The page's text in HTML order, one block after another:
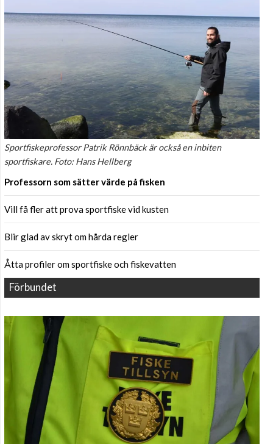
Sportfiskeprofessor Patrik Rönnbäck är också en inbiten
sportfiskare. Foto: Hans Hellberg
Professorn som sätter värde på fisken
Vill få fler att prova sportfiske vid kusten
Blir glad av skryt om hårda regler
Åtta profiler om sportfiske och fiskevatten
Förbundet